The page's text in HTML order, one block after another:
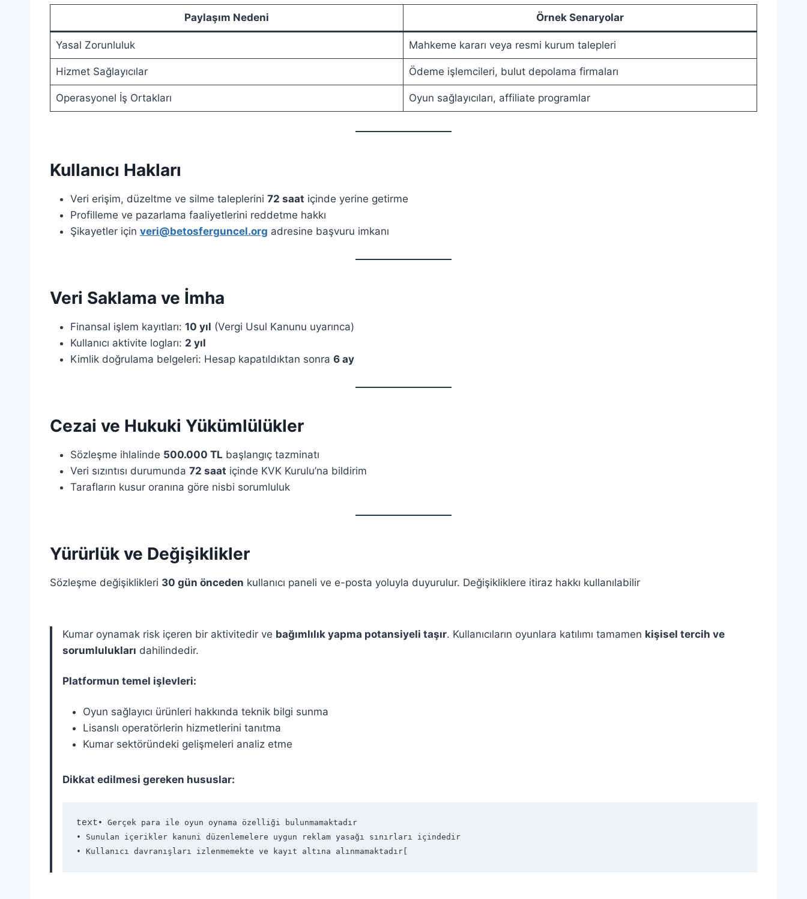
Paylaşım Nedeni Örnek Senaryolar
Yasal Zorunluluk Mahkeme kararı veya resmi kurum talepleri
Hizmet Sağlayıcılar Ödeme işlemcileri, bulut depolama firmaları
Operasyonel İş Ortakları Oyun sağlayıcıları, affiliate programlar
Kullanıcı Hakları
Veri erişim, düzeltme ve silme taleplerini 72 saat içinde yerine getirme
Profilleme ve pazarlama faaliyetlerini reddetme hakkı
Şikayetler için veri@betosferguncel.org adresine başvuru imkanı
Veri Saklama ve İmha
Finansal işlem kayıtları: 10 yıl (Vergi Usul Kanunu uyarınca)
Kullanıcı aktivite logları: 2 yıl
Kimlik doğrulama belgeleri: Hesap kapatıldıktan sonra 6 ay
Cezai ve Hukuki Yükümlülükler
Sözleşme ihlalinde 500.000 TL başlangıç tazminatı
Veri sızıntısı durumunda 72 saat içinde KVK Kurulu’na bildirim
Tarafların kusur oranına göre nisbi sorumluluk
Yürürlük ve Değişiklikler
Sözleşme değişiklikleri 30 gün önceden kullanıcı paneli ve e-posta yoluyla duyurulur. Değişikliklere itiraz hakkı kullanılabilir
Kumar oynamak risk içeren bir aktivitedir ve bağımlılık yapma potansiyeli taşır. Kullanıcıların oyunlara katılımı tamamen kişisel tercih ve
sorumlulukları dahilindedir.
Platformun temel işlevleri:
Oyun sağlayıcı ürünleri hakkında teknik bilgi sunma
Lisanslı operatörlerin hizmetlerini tanıtma
Kumar sektöründeki gelişmeleri analiz etme
Dikkat edilmesi gereken hususlar:
text • Gerçek para ile oyun oynama özelliği bulunmamaktadır
• Sunulan içerikler kanuni düzenlemelere uygun reklam yasağı sınırları içindedir
• Kullanıcı davranışları izlenmemekte ve kayıt altına alınmamaktadır[